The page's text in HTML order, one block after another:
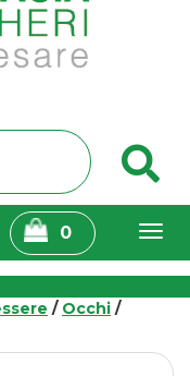
0prodotti
inseriti
/ Occhi /